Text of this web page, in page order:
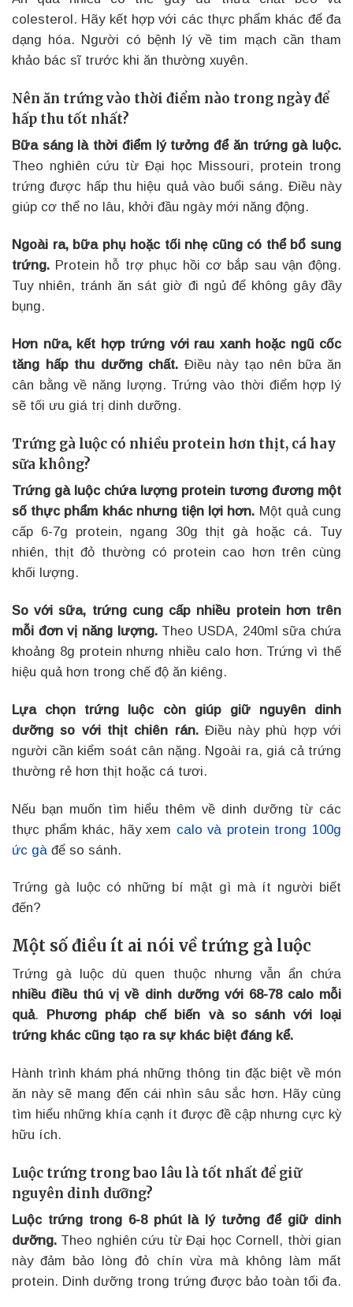
colesterol. Hãy kết hợp với các thực phẩm khác để đa
dạng hóa. Người có bệnh lý về tim mạch cần tham
khảo bác sĩ trước khi ăn thường xuyên.
Nên ăn trứng vào thời điểm nào trong ngày để
hấp thu tốt nhất?
Bữa sáng là thời điểm lý tưởng để ăn trứng gà luộc.
Theo nghiên cứu từ Đại học Missouri, protein trong
trứng được hấp thu hiệu quả vào buổi sáng. Điều này
giúp cơ thể no lâu, khởi đầu ngày mới năng động.
Ngoài ra, bữa phụ hoặc tối nhẹ cũng có thể bổ sung
trứng. Protein hỗ trợ phục hồi cơ bắp sau vận động.
Tuy nhiên, tránh ăn sát giờ đi ngủ để không gây đầy
bụng.
Hơn nữa, kết hợp trứng với rau xanh hoặc ngũ cốc
tăng hấp thu dưỡng chất. Điều này tạo nên bữa ăn
cân bằng về năng lượng. Trứng vào thời điểm hợp lý
sẽ tối ưu giá trị dinh dưỡng.
Trứng gà luộc có nhiều protein hơn thịt, cá hay
sữa không?
Trứng gà luộc chứa lượng protein tương đương một
số thực phẩm khác nhưng tiện lợi hơn. Một quả cung
cấp 6-7g protein, ngang 30g thịt gà hoặc cá. Tuy
nhiên, thịt đỏ thường có protein cao hơn trên cùng
khối lượng.
So với sữa, trứng cung cấp nhiều protein hơn trên
mỗi đơn vị năng lượng.Theo USDA, 240ml sữa chứa
khoảng 8g protein nhưng nhiều calo hơn. Trứng vì thế
hiệu quả hơn trong chế độ ăn kiêng.
Lựa chọn trứng luộc còn giúp giữ nguyên dinh
dưỡng so với thịt chiên rán.Điều này phù hợp với
người cần kiểm soát cân nặng. Ngoài ra, giá cả trứng
thường rẻ hơn thịt hoặc cá tươi.
Nếu bạn muốn tìm hiểu thêm về dinh dưỡng từ các
thực phẩm khác, hãy xem calo và protein trong 100g
ức gà để so sánh.
Trứng gà luộc có những bí mật gì mà ít người biết
đến?
Một số điều ít ai nói về trứng gà luộc
Trứng gà luộc dù quen thuộc nhưng vẫn ẩn chứa
nhiều điều thú vị về dinh dưỡng với 68-78 calo mỗi
quả.
Phương pháp chế biến và so sánh với loại
trứng khác cũng tạo ra sự khác biệt đáng kể.
Hành trình khám phá những thông tin đặc biệt về món
ăn này sẽ mang đến cái nhìn sâu sắc hơn. Hãy cùng
tìm hiểu những khía cạnh ít được đề cập nhưng cực kỳ
hữu ích.
Luộc trứng trong bao lâu là tốt nhất để giữ
nguyên dinh dưỡng?
Luộc trứng trong 6-8 phút là lý tưởng để giữ dinh
dưỡng. Theo nghiên cứu từ Đại học Cornell, thời gian
này đảm bảo lòng đỏ chín vừa mà không làm mất
protein. Dinh dưỡng trong trứng được bảo toàn tối đa.